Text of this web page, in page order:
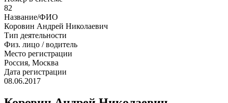
82
Название/ФИО
Коровин Андрей Николаевич
Тип деятельности
Физ. лицо / водитель
Место регистрации
Россия, Москва
Дата регистрации
08.06.2017